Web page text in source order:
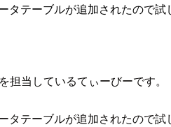
テーブルが追加されたので試
を担当しているてぃーびーです。
テーブルが追加されたので試